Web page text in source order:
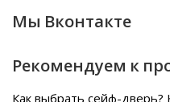
Мы Вконтакте
Рекомендуем к
Как выбрать сейф-дверь?